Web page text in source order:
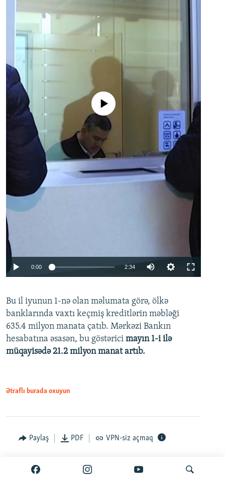
Auto 240p 360p 480p
No media source currently available
0:00 2:34
360p
480p
720p
Bu il iyunun 1-nə olan məlumata görə, ölkə
banklarında vaxtı keçmiş kreditlərin məbləği
635.4 milyon manata çatıb. Mərkəzi Bankın
hesabatına əsasən, bu göstərici mayın 1-i ilə
müqayisədə 21.2 milyon manat artıb.
Ətraflı burada oxuyun
Paylaş PDF VPN-siz açmaq
İyun 25, 2026